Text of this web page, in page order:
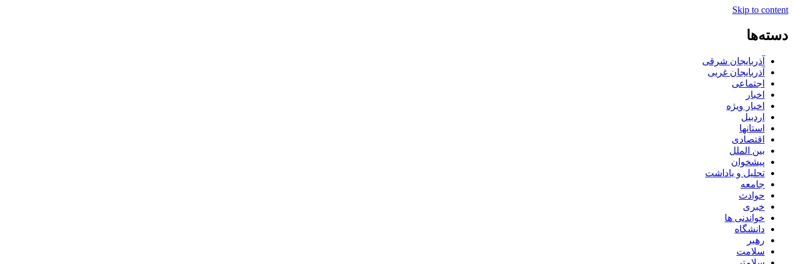
Skip to content
دسته‌ها
آذربایجان شرقی
آذربایجان غربی
اجتماعی
اخبار
اخبار ویژه
اردبیل
استانها
اقتصادی
بین الملل
پیشخوان
تحلیل و یاداشت
جامعه
حوادث
خبری
خواندنی ها
دانشگاه
رهبر
سلامت